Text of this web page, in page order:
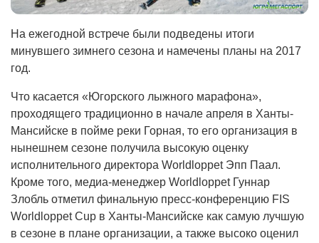
На ежегодной встрече были подведены итоги
минувшего зимнего сезона и намечены планы на 2017
год.
Что касается «Югорского лыжного марафона»,
проходящего традиционно в начале апреля в Ханты-
Мансийске в пойме реки Горная, то его организация в
нынешнем сезоне получила высокую оценку
исполнительного директора Worldloppet Эпп Паал.
Кроме того, медиа-менеджер Worldloppet Гуннар
Злобль отметил финальную пресс-конференцию FIS
Worldloppet Cup в Ханты-Мансийске как самую лучшую
в сезоне в плане организации, а также высоко оценил